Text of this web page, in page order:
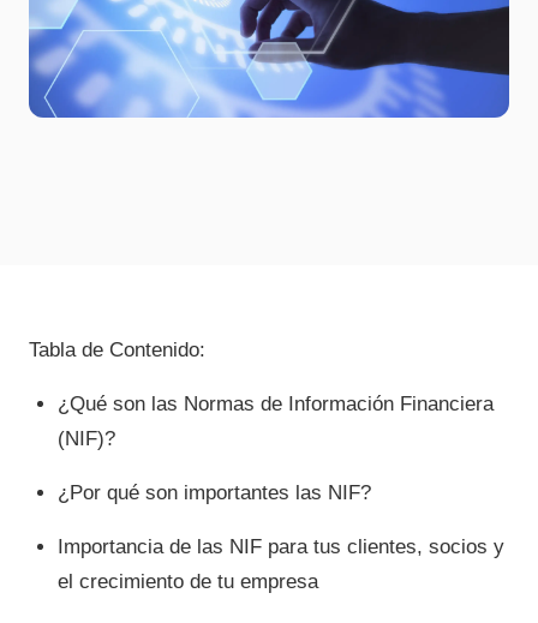
Tabla de Contenido:
¿Qué son las Normas de Información Financiera
(NIF)?
¿Por qué son importantes las NIF?
Importancia de las NIF para tus clientes, socios y
el crecimiento de tu empresa